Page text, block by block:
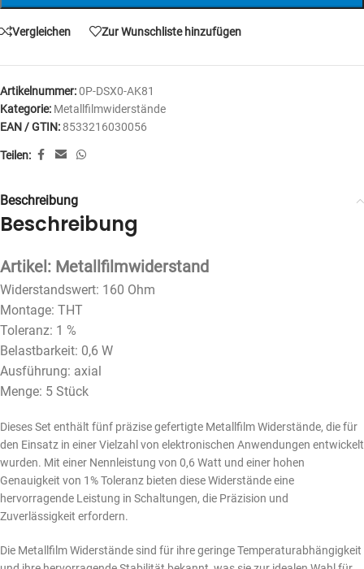
Vergleichen Zur Wunschliste hinzufügen
Artikelnummer:0P-DSX0-AK81
Kategorie: Metallfilmwiderstände
EAN / GTIN: 8533216030056
Teilen:
Beschreibung
Beschreibung
Artikel: Metallfilmwiderstand
Widerstandswert: 160 Ohm
Montage: THT
Toleranz: 1 %
Belastbarkeit: 0,6 W
Ausführung: axial
Menge: 5 Stück
Dieses Set enthält fünf präzise gefertigte Metallfilm Widerstände, die für
den Einsatz in einer Vielzahl von elektronischen Anwendungen entwickelt
wurden. Mit einer Nennleistung von 0,6 Watt und einer hohen
Genauigkeit von 1% Toleranz bieten diese Widerstände eine
hervorragende Leistung in Schaltungen, die Präzision und
Zuverlässigkeit erfordern.
Die Metallfilm Widerstände sind für ihre geringe Temperaturabhängigkeit